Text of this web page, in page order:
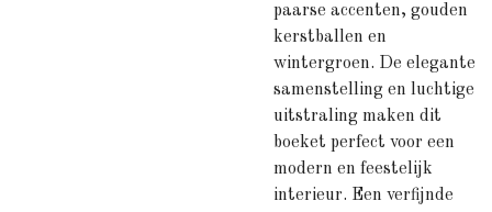
paarse accenten, gouden
kerstballen en
wintergroen. De elegante
samenstelling en luchtige
uitstraling maken dit
boeket perfect voor een
modern en feestelijk
interieur. Een verfijnde